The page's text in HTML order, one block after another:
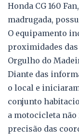
Honda CG 160
madrugada,
O equipamento
proximidades das
Orgulho do
Diante das
o local e
conjunto
a motocicleta
precisão das